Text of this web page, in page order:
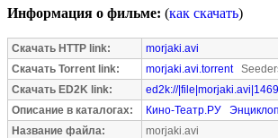
Информация о фильме: (как скачать)
Скачать HTTP link:
morjaki.avi
Скачать Torrent link:
morjaki.avi.torrent
Скачать ED2K link:
ed2k://
Описание в каталогах:
Кино-Театр.РУ
Название файла:
morjaki.avi